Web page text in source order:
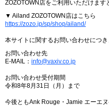
ZOZOTOWN店をご利用いただけます
▼ Ailand ZOZOTOWN店はこちら
https://zozo.jp/sp/shop/ailand/
本サイトに関するお問い合わせにつ
お問い合わせ先
E-MAIL： info@vaxiv.co.jp
お問い合わせ受付期間
令和8年8月31日（月）まで
今後ともAnk Rouge・Jamie エーエ